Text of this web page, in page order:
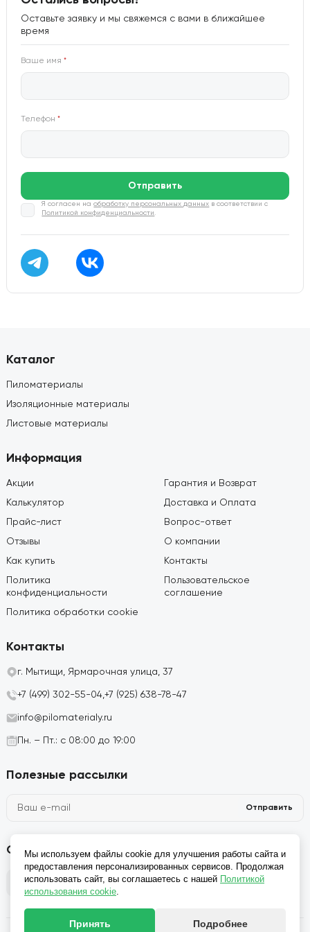
Оставьте заявку и мы свяжемся с вами в ближайшее
время
Ваше имя*
Телефон*
Отправить
Я согласен наобработку персональных данных в соответствии с
Политикой конфиденциальности .
Каталог
Пиломатериалы
Изоляционные материалы
Листовые материалы
Информация
Акции
Калькулятор
Прайс-лист
Отзывы
Как купить
Политика
конфиденциальности
Политика обработки cookie
Гарантия и Возврат
Доставка и Оплата
Вопрос-ответ
О компании
Контакты
Пользовательское
соглашение
Контакты
г. Мытищи, Ярмарочная улица, 37
+7 (499) 302-55-04,+7 (925) 638-78-47
info@pilomaterialy.ru
Пн. – Пт.: с 08:00 до 19:00
Полезные рассылки
Отправить
Социальные сети
Мы используем файлы cookie для улучшения работы сайта и
предоставления персонализированных сервисов. Продолжая
использовать сайт, вы соглашаетесь с нашей Политикой
использования cookie.
Принять Подробнее